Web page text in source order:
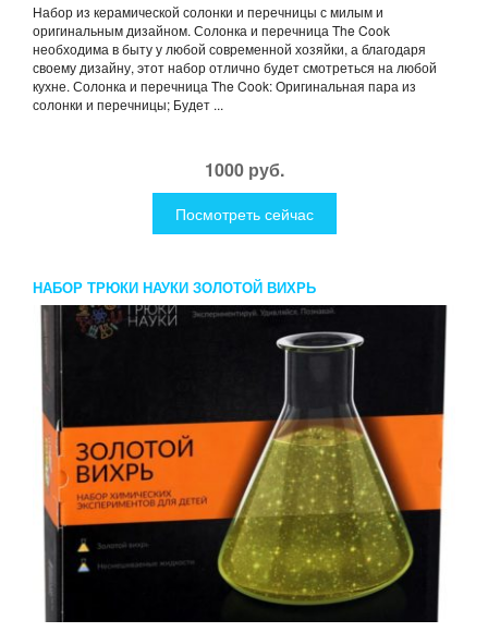
Набор из керамической солонки и перечницы с милым и
оригинальным дизайном. Солонка и перечница The Cook
необходима в быту у любой современной хозяйки, а благодаря
своему дизайну, этот набор отлично будет смотреться на любой
кухне. Солонка и перечница The Cook: Оригинальная пара из
солонки и перечницы; Будет ...
1000 руб.
Посмотреть сейчас
НАБОР ТРЮКИ НАУКИ ЗОЛОТОЙ ВИХРЬ